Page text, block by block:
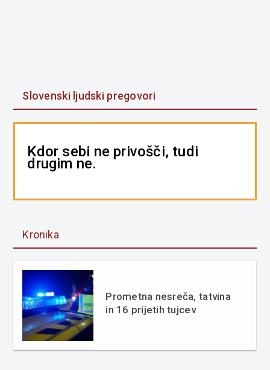
Slovenski ljudski pregovori
Kdor sebi ne privošči, tudi
drugim ne.
Kronika
Prometna nesreča, tatvina
in 16 prijetih tujcev